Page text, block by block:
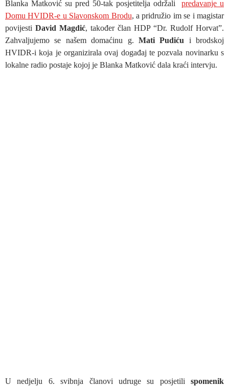
Blanka Matković su pred 50-tak posjetitelja održali predavanje u
Domu HVIDR-e u Slavonskom Brodu, a pridružio im se i magistar
povijesti David Magdić, također član HDP “Dr. Rudolf Horvat”.
Zahvaljujemo se našem domaćinu g. Mati Pudiću i brodskoj
HVIDR-i koja je organizirala ovaj događaj te pozvala novinarku s
lokalne radio postaje kojoj je Blanka Matković dala kraći intervju.
U nedjelju 6. svibnja članovi udruge su posjetili spomenik